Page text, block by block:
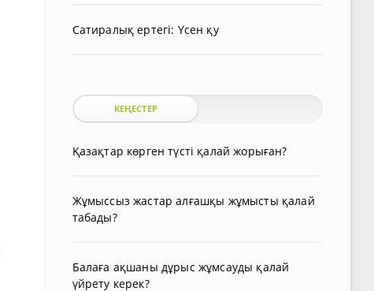
Сатиралық ертегі: Үсен қу
КЕҢЕСТЕР
Қазақтар көрген түсті қалай жорыған?
Жұмыссыз жастар алғашқы жұмысты қалай
табады?
Балаға ақшаны дұрыс жұмсауды қалай
үйрету керек?